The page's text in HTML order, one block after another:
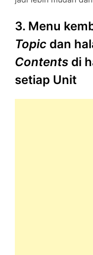
3. Menu
Topic dan
Contents di
setiap Unit